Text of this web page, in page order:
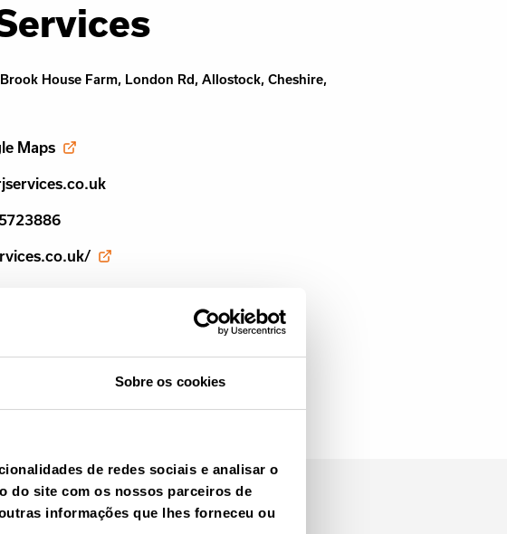
Sobre os cookies
de redes sociais e analisar o
do site com os nossos parceiros de
informações que lhes forneceu ou
Brook House Farm, London Rd, Allostock, Cheshire,
Maps